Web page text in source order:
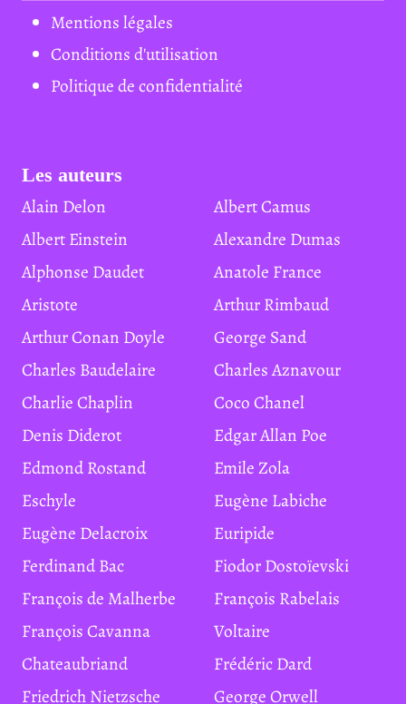
Mentions légales
Conditions d'utilisation
Politique de confidentialité
Les auteurs
Alain Delon
Albert Camus
Albert Einstein
Alexandre Dumas
Alphonse Daudet
Anatole France
Aristote
Arthur Rimbaud
Arthur Conan Doyle
George Sand
Charles Baudelaire
Charles Aznavour
Charlie Chaplin
Coco Chanel
Denis Diderot
Edgar Allan Poe
Edmond Rostand
Emile Zola
Eschyle
Eugène Labiche
Eugène Delacroix
Euripide
Ferdinand Bac
Fiodor Dostoïevski
François de Malherbe
François Rabelais
François Cavanna
Voltaire
Chateaubriand
Frédéric Dard
Friedrich Nietzsche
George Orwell